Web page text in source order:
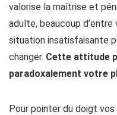
valorise la maîtrise et
adulte, beaucoup
situation insatisfaisante
changer. Cette attitude
paradoxalement votre
Pour pointer du doigt